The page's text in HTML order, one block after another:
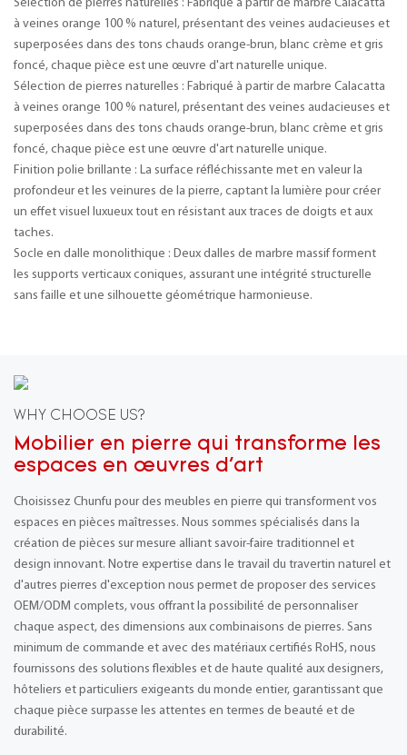
Sélection de pierres naturelles : Fabriqué à partir de marbre Calacatta
à veines orange 100 % naturel, présentant des veines audacieuses et
superposées dans des tons chauds orange-brun, blanc crème et gris
foncé, chaque pièce est une œuvre d'art naturelle unique.
Sélection de pierres naturelles : Fabriqué à partir de marbre Calacatta
à veines orange 100 % naturel, présentant des veines audacieuses et
superposées dans des tons chauds orange-brun, blanc crème et gris
foncé, chaque pièce est une œuvre d'art naturelle unique.
Finition polie brillante : La surface réfléchissante met en valeur la
profondeur et les veinures de la pierre, captant la lumière pour créer
un effet visuel luxueux tout en résistant aux traces de doigts et aux
taches.
Socle en dalle monolithique : Deux dalles de marbre massif forment
les supports verticaux coniques, assurant une intégrité structurelle
sans faille et une silhouette géométrique harmonieuse.
WHY CHOOSE US?
Mobilier en pierre qui transforme les
espaces en œuvres d'art
Choisissez Chunfu pour des meubles en pierre qui transforment vos
espaces en pièces maîtresses. Nous sommes spécialisés dans la
création de pièces sur mesure alliant savoir-faire traditionnel et
design innovant. Notre expertise dans le travail du travertin naturel et
d'autres pierres d'exception nous permet de proposer des services
OEM/ODM complets, vous offrant la possibilité de personnaliser
chaque aspect, des dimensions aux combinaisons de pierres. Sans
minimum de commande et avec des matériaux certifiés RoHS, nous
fournissons des solutions flexibles et de haute qualité aux designers,
hôteliers et particuliers exigeants du monde entier, garantissant que
chaque pièce surpasse les attentes en termes de beauté et de
durabilité.